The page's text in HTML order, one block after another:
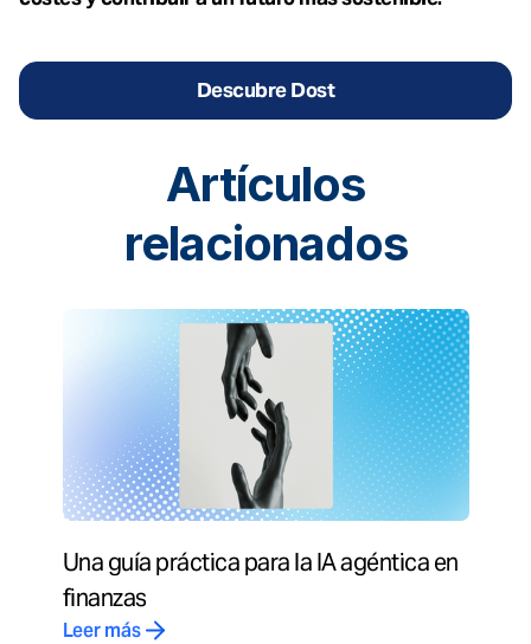
Descubre Dost
Artículos
relacionados
Una guía práctica para la IA agéntica en
finanzas
Leer más